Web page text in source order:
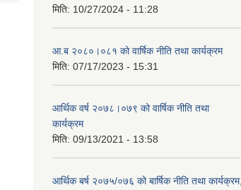
मिति: 10/27/2024 - 11:28
आ.ब २०८०।०८१ को वार्षिक नीति तथा कार्यक्रम
मिति: 07/17/2023 - 15:31
आर्थिक वर्ष २०७८।०७९ को वार्षिक नीति तथा
कार्यक्रम
मिति: 09/13/2021 - 13:58
आर्थिक बर्ष २०७५/०७६ को बार्षिक नीति तथा कार्यक्रम,